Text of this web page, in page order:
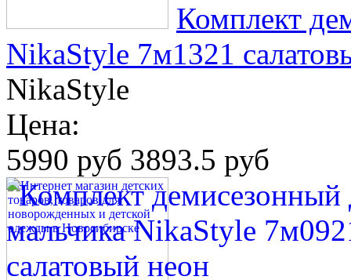
Комплект
NikaStyle 7м1321
NikaStyle
Цена:
5990 руб 3893.5 руб